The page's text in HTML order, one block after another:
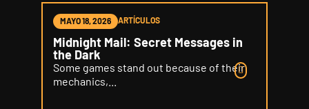
MAYO 18, 2026 ARTÍCULOS
Midnight Mail: Secret Messages in
the Dark
Some games stand out because of their
mechanics,...